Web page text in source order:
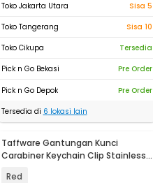
Toko Jakarta Utara
Sisa 5
Toko Tangerang
Sisa 10
Toko Cikupa
Tersedia
Pick n Go Bekasi
Pre Order
Pick n Go Depok
Pre Order
Tersedia di 6 lokasi lain
Taffware Gantungan Kunci
Carabiner Keychain Clip Stainless
Red